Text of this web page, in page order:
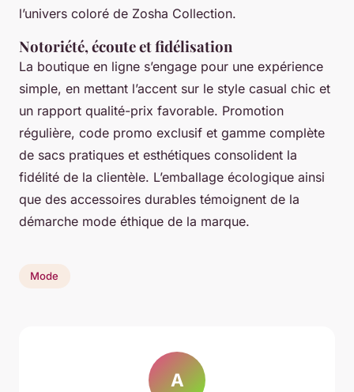
l’univers coloré de Zosha Collection.
Notoriété, écoute et fidélisation
La boutique en ligne s’engage pour une expérience
simple, en mettant l’accent sur le style casual chic et
un rapport qualité-prix favorable. Promotion
régulière, code promo exclusif et gamme complète
de sacs pratiques et esthétiques consolident la
fidélité de la clientèle. L’emballage écologique ainsi
que des accessoires durables témoignent de la
démarche mode éthique de la marque.
Mode
A